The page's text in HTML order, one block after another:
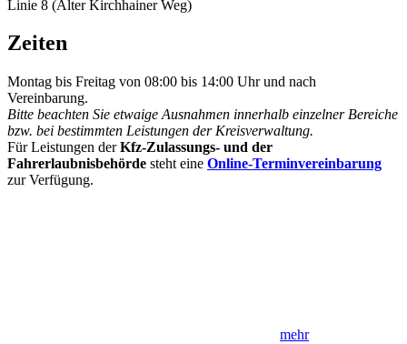
Linie 8 (Alter Kirchhainer Weg)
Zeiten
Montag bis Freitag von 08:00 bis 14:00 Uhr und nach
Vereinbarung.
Bitte beachten Sie etwaige Ausnahmen innerhalb einzelner Bereiche
bzw. bei bestimmten Leistungen der Kreisverwaltung.
Für Leistungen derKfz-Zulassungs- und der
Fahrerlaubnisbehörde steht eine Online-Terminvereinbarung
zur Verfügung.
mehr